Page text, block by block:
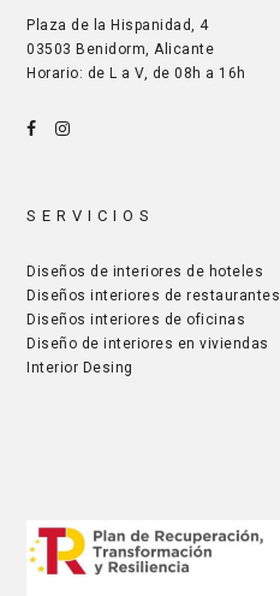
Plaza de la Hispanidad, 4
03503 Benidorm, Alicante
Horario: de L a V, de 08h a 16h
SERVICIOS
Diseños de interiores de hoteles
Diseños interiores de restaurantes
Diseños interiores de oficinas
Diseño de interiores en viviendas
Interior Desing